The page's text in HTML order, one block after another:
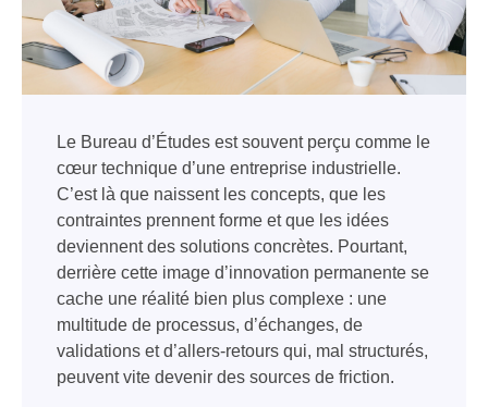
Le Bureau d’Études est souvent perçu comme le
cœur technique d’une entreprise industrielle.
C’est là que naissent les concepts, que les
contraintes prennent forme et que les idées
deviennent des solutions concrètes. Pourtant,
derrière cette image d’innovation permanente se
cache une réalité bien plus complexe : une
multitude de processus, d’échanges, de
validations et d’allers-retours qui, mal structurés,
peuvent vite devenir des sources de friction.